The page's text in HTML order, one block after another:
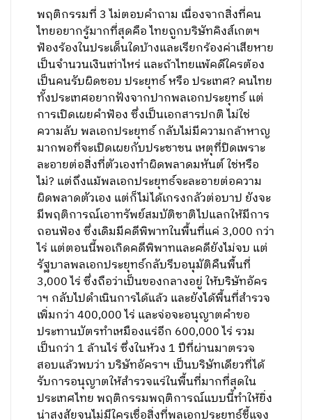
พฤติกรรมที่ 3 ไม่ตอบคำถาม เนื่องจากสิ่งที่คน
ไทยอยากรู้มากที่สุดคือ ไทยถูกบริษัทคิงส์เกตฯ
ฟ้องร้องในประเด็นใดบ้างและเรียกร้องค่าเสียหาย
เป็นจำนวนเงินเท่าไหร่ และถ้าไทยแพ้คดีใครต้อง
เป็นคนรับผิดชอบ ประยุทธ์ หรือ ประเทศ? คนไทย
ทั้งประเทศอยากฟังจากปากพลเอกประยุทธ์ แต่
การเปิดเผยคำฟ้อง ซึ่งเป็นเอกสารปกติ ไม่ใช่
ความลับ พลเอกประยุทธ์ กลับไม่มีความกล้าหาญ
มากพอที่จะเปิดเผยกับประชาชน เหตุที่ปิดเพราะ
ละอายต่อสิ่งที่ตัวเองทำผิดพลาดมหันต์ ใช่หรือ
ไม่? แต่ถึงแม้พลเอกประยุทธ์จะละอายต่อความ
ผิดพลาดตัวเอง แต่ก็ไม่ได้เกรงกลัวต่อบาป ยังจะ
มีพฤติการณ์เอาทรัพย์สมบัติชาติไปแลกให้มีการ
ถอนฟ้อง ซึ่งเดิมมีคดีพิพาทในพื้นที่แค่ 3,000 กว่า
ไร่ แต่ตอนนี้พอเกิดคดีพิพาทและคดียังไม่จบ แต่
รัฐบาลพลเอกประยุทธ์กลับรีบอนุมัติคืนพื้นที่
3,000 ไร่ ซึ่งถือว่าเป็นของกลางอยู่ ให้บริษัทอัคร
าฯ กลับไปดำเนินการได้แล้ว และยังได้พื้นที่สำรวจ
เพิ่มกว่า 400,000 ไร่ และจ่อจะอนุญาตคำขอ
ประทานบัตรทำเหมืองแร่อีก 600,000 ไร่ รวม
เป็นกว่า 1 ล้านไร่ ซึ่งในห้วง 1 ปีที่ผ่านมาตรวจ
สอบแล้วพบว่า บริษัทอัคราฯ เป็นบริษัทเดียวที่ได้
รับการอนุญาตให้สำรวจแร่ในพื้นที่มากที่สุดใน
ประเทศไทย พฤติกรรมพฤติการณ์แบบนี้ทำให้ยิ่ง
น่าสงสัยจนไม่มีใครเชื่อสิ่งที่พลเอกประยุทธ์ชี้แจง